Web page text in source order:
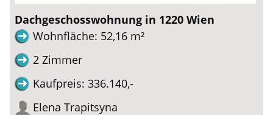
Dachgeschosswohnung in 1220 Wien
Wohnfläche: 52,16 m²
2 Zimmer
Kaufpreis: 336.140,-
Elena Trapitsyna